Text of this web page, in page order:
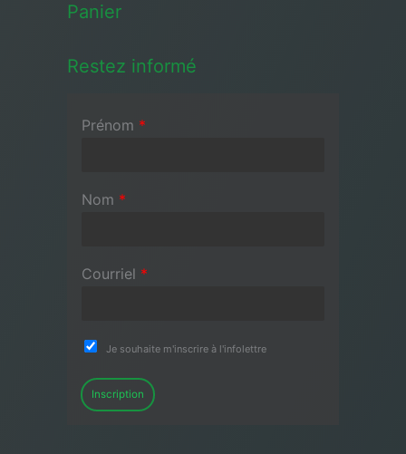
Panier
Restez informé
Prénom *
Nom *
Courriel *
Je souhaite m'inscrire à l'infolettre
Inscription